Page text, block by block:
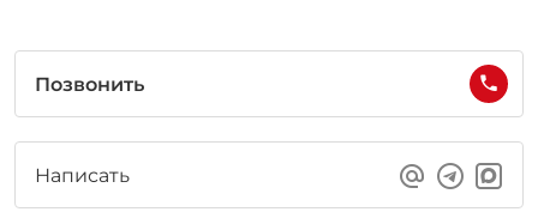
Позвонить
Написать